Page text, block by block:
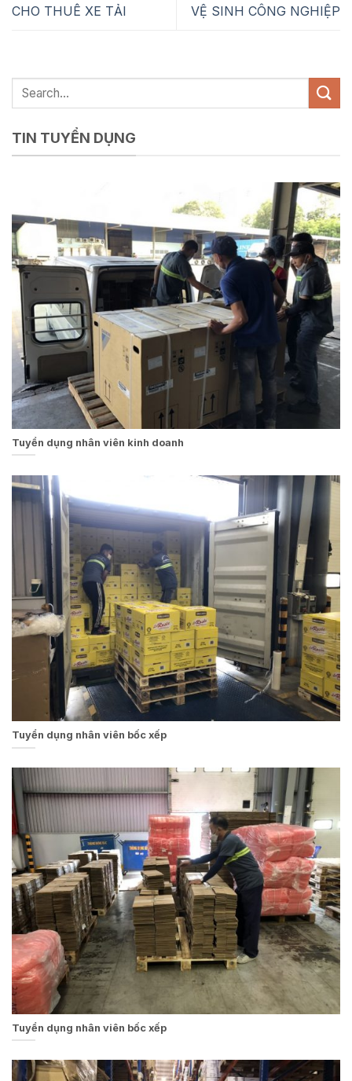
CHO THUÊ XE TẢI VỆ SINH CÔNG NGHIỆP
TIN TUYỂN DỤNG
Tuyển dụng nhân viên kinh doanh
Tuyển dụng nhân viên bốc xếp
Tuyển dụng nhân viên bốc xếp